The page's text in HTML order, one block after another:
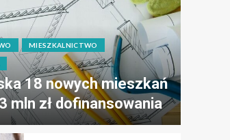
MIESZKALNICTWO
18 nowych mieszkań
mln zł dofinansowania